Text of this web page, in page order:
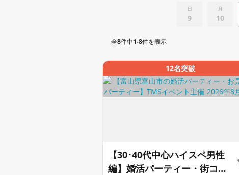
日
9
月
10
全8件中1-8件を表示
12名突破
【30･40代中心ハイスペ男性
編】婚活パーティー・街コ